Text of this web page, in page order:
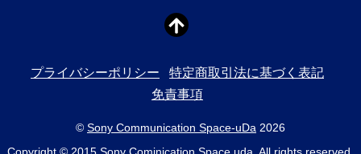
プライバシーポリシー
特定商取引法に基づく表記
免責事項
© Sony Communication Space-uDa 2026
Copyright © 2015 Sony Cominication Space uda. All rights reserved.